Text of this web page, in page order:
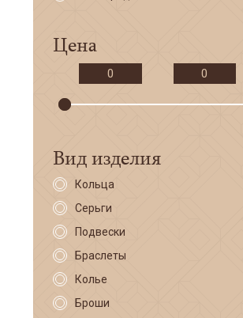
Цена
Вид изделия
Кольца
Серьги
Подвески
Браслеты
Колье
Броши